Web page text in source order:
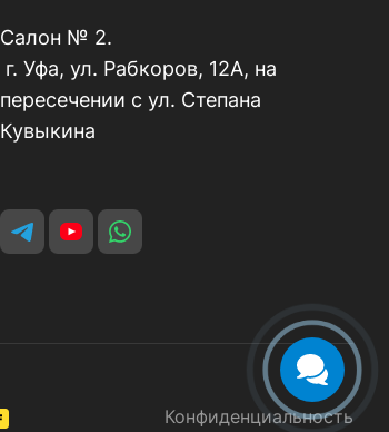
Салон № 2.
г. Уфа, ул. Рабкоров, 12А, на
пересечении с ул. Степана
Кувыкина
Конфиденциальность